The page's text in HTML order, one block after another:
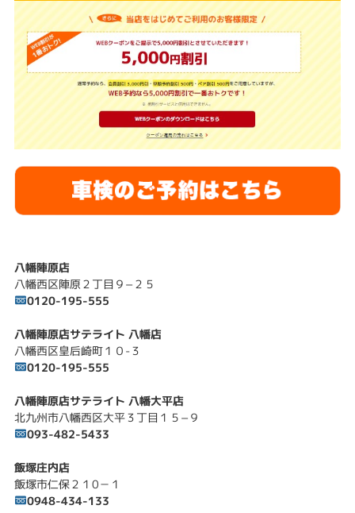
八幡陣原店
八幡西区陣原２丁目９−２５
0120-195-555
八幡陣原店サテライト 八幡店
八幡西区皇后崎町１０-３
0120-195-555
八幡陣原店サテライト 八幡大平店
北九州市八幡西区大平３丁目１５−９
093-482-5433
飯塚庄内店
飯塚市仁保２１0－１
0948-434-133